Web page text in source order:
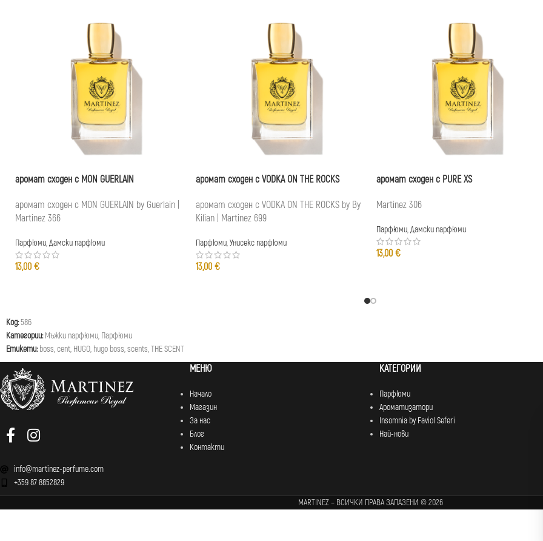
аромат сходен с MON GUERLAIN
аромат сходен с MON GUERLAIN by Guerlain |
Martinez 366
Парфюми,Дамски парфюми
13,00 €
аромат сходен с VODKA ON THE ROCKS
аромат сходен с VODKA ON THE ROCKS by By
Kilian | Martinez 699
Парфюми,Унисекс парфюми
13,00 €
аромат сходен с PURE XS
Martinez 306
Парфюми,Дамски парфюми
13,00 €
Код:586
Категории: Мъжки парфюми, Парфюми
Етикети: boss,cent, HUGO, hugo boss,scents,THE SCENT
info@martinez-perfume.com
+359 87 8852829
МЕНЮ
Начало
Магазин
За нас
Блог
Контакти
КАТЕГОРИИ
Парфюми
Ароматизатори
Insomnia by Faviol Seferi
Най-нови
MARTINEZ – ВСИЧКИ ПРАВА ЗАПАЗЕНИ © 2026